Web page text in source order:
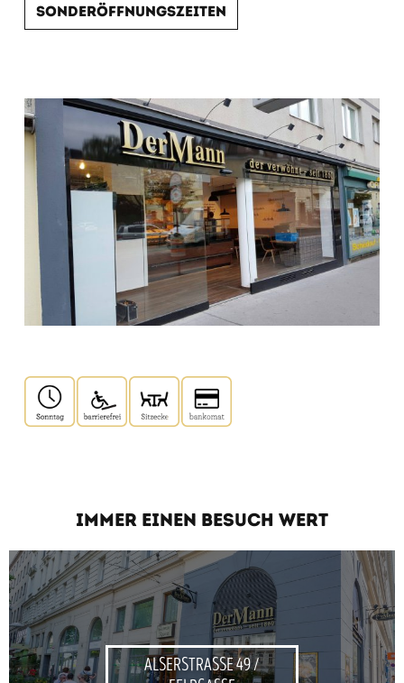
Sonderöffnungszeiten
IMMER EINEN BESUCH WERT
ALSERSTRASSE 49 /